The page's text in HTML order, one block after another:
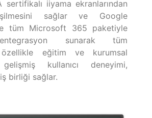
sertifikalı iiyama ekranlarından
sağlar ve Google
tüm Microsoft 365 paketiyle
sunarak tüm
özellikle eğitim ve kurumsal
kullanıcı deneyimi,
birliği sağlar.